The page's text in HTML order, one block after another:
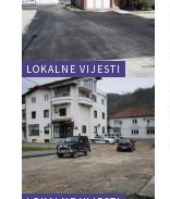
LOKALNE VIJESTI